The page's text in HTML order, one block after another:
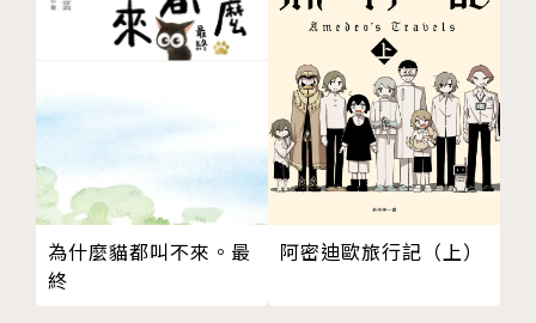
為什麼貓都叫不來。最
終
阿密迪歐旅行記（上）